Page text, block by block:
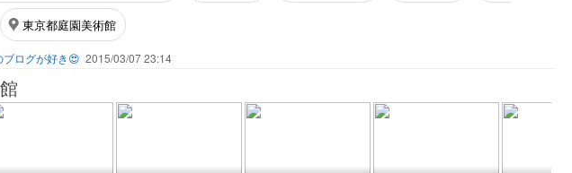
東京都庭園美術館
ブログが好き😍 2015/03/07 23:14